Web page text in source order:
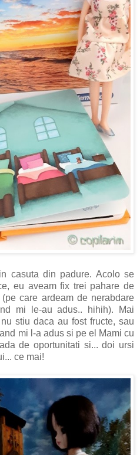
casuta din padure. Acolo se
eu aveam fix trei pahare de
care ardeam de nerabdare
mi le-au adus.. hihih). Mai
stiu daca au fost fructe, sau
mi l-a adus si pe el Mami cu
de oportunitati si... doi ursi
ce mai!